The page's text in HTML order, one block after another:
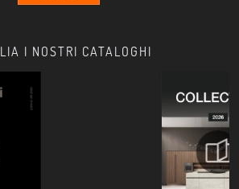
I NOSTRI CATALOGHI